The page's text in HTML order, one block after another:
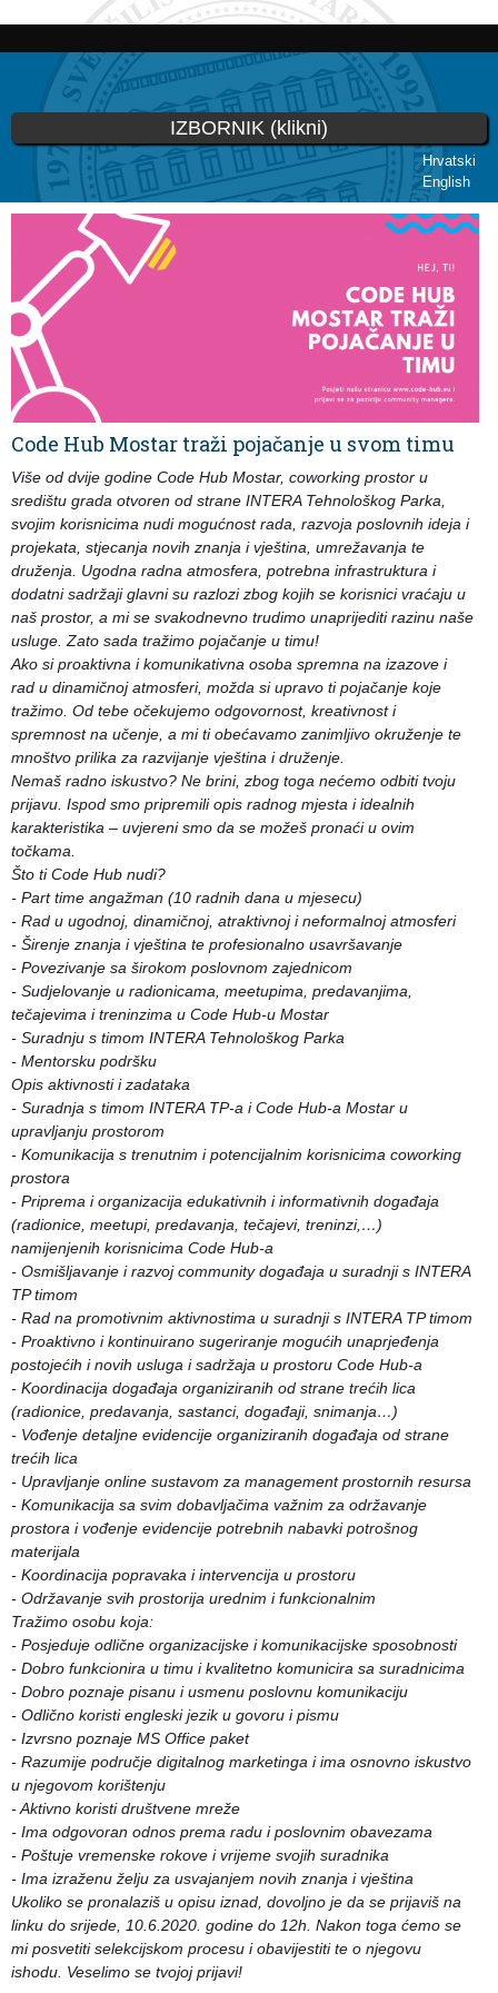
Skoči
glavni
sadržaj
Hrvatski
English
IZBORNIK (klikni)
Vi ste ovdje
Code Hub Mostar traži pojačanje u svom timu
Više od dvije godine Code Hub Mostar, coworking prostor u
središtu grada otvoren od strane INTERA Tehnološkog Parka,
svojim korisnicima nudi mogućnost rada, razvoja poslovnih ideja i
projekata, stjecanja novih znanja i vještina, umrežavanja te
druženja. Ugodna radna atmosfera, potrebna infrastruktura i
dodatni sadržaji glavni su razlozi zbog kojih se korisnici vraćaju u
naš prostor, a mi se svakodnevno trudimo unaprijediti razinu naše
usluge. Zato sada tražimo pojačanje u timu!
Ako si proaktivna i komunikativna osoba spremna na izazove i
rad u dinamičnoj atmosferi, možda si upravo ti pojačanje koje
tražimo. Od tebe očekujemo odgovornost, kreativnost i
spremnost na učenje, a mi ti obećavamo zanimljivo okruženje te
mnoštvo prilika za razvijanje vještina i druženje.
Nemaš radno iskustvo? Ne brini, zbog toga nećemo odbiti tvoju
prijavu. Ispod smo pripremili opis radnog mjesta i idealnih
karakteristika – uvjereni smo da se možeš pronaći u ovim
točkama.
Što ti Code Hub nudi?
- Part time angažman (10 radnih dana u mjesecu)
- Rad u ugodnoj, dinamičnoj, atraktivnoj i neformalnoj atmosferi
- Širenje znanja i vještina te profesionalno usavršavanje
- Povezivanje sa širokom poslovnom zajednicom
- Sudjelovanje u radionicama, meetupima, predavanjima,
tečajevima i treninzima u Code Hub-u Mostar
- Suradnju s timom INTERA Tehnološkog Parka
- Mentorsku podršku
Opis aktivnosti i zadataka
- Suradnja s timom INTERA TP-a i Code Hub-a Mostar u
upravljanju prostorom
- Komunikacija s trenutnim i potencijalnim korisnicima coworking
prostora
- Priprema i organizacija edukativnih i informativnih događaja
(radionice, meetupi, predavanja, tečajevi, treninzi,…)
namijenjenih korisnicima Code Hub-a
- Osmišljavanje i razvoj community događaja u suradnji s INTERA
TP timom
- Rad na promotivnim aktivnostima u suradnji s INTERA TP timom
- Proaktivno i kontinuirano sugeriranje mogućih unaprjeđenja
postojećih i novih usluga i sadržaja u prostoru Code Hub-a
- Koordinacija događaja organiziranih od strane trećih lica
(radionice, predavanja, sastanci, događaji, snimanja…)
- Vođenje detaljne evidencije organiziranih događaja od strane
trećih lica
- Upravljanje online sustavom za management prostornih resursa
- Komunikacija sa svim dobavljačima važnim za održavanje
prostora i vođenje evidencije potrebnih nabavki potrošnog
materijala
- Koordinacija popravaka i intervencija u prostoru
- Održavanje svih prostorija urednim i funkcionalnim
Tražimo osobu koja:
- Posjeduje odlične organizacijske i komunikacijske sposobnosti
- Dobro funkcionira u timu i kvalitetno komunicira sa suradnicima
- Dobro poznaje pisanu i usmenu poslovnu komunikaciju
- Odlično koristi engleski jezik u govoru i pismu
- Izvrsno poznaje MS Office paket
- Razumije područje digitalnog marketinga i ima osnovno iskustvo
u njegovom korištenju
- Aktivno koristi društvene mreže
- Ima odgovoran odnos prema radu i poslovnim obavezama
- Poštuje vremenske rokove i vrijeme svojih suradnika
- Ima izraženu želju za usvajanjem novih znanja i vještina
Ukoliko se pronalaziš u opisu iznad, dovoljno je da se prijaviš na
linku do srijede, 10.6.2020. godine do 12h. Nakon toga ćemo se
mi posvetiti selekcijskom procesu i obavijestiti te o njegovu
ishodu. Veselimo se tvojoj prijavi!